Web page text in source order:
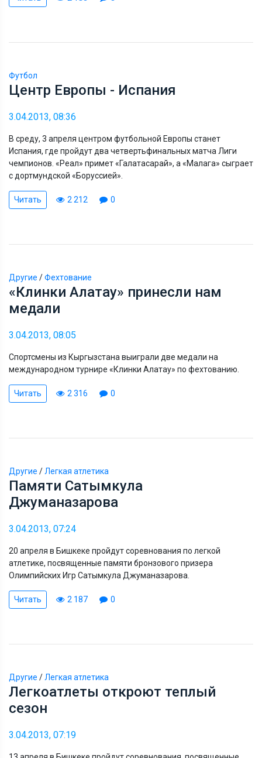
Футбол
Центр Европы - Испания
3.04.2013, 08:36
В среду, 3 апреля центром футбольной Европы станет
Испания, где пройдут два четвертьфинальных матча Лиги
чемпионов. «Реал» примет «Галатасарай», а «Малага» сыграет
с дортмундской «Боруссией».
Читать 2 212 0
Другие /Фехтование
«Клинки Алатау» принесли нам
медали
3.04.2013, 08:05
Спортсмены из Кыргызстана выиграли две медали на
международном турнире «Клинки Алатау» по фехтованию.
Читать 2 316 0
Другие / Легкая атлетика
Памяти Сатымкула
Джуманазарова
3.04.2013, 07:24
20 апреля в Бишкеке пройдут соревнования по легкой
атлетике, посвященные памяти бронзового призера
Олимпийских Игр Сатымкула Джуманазарова.
Читать 2 187 0
Другие / Легкая атлетика
Легкоатлеты откроют теплый
сезон
3.04.2013, 07:19